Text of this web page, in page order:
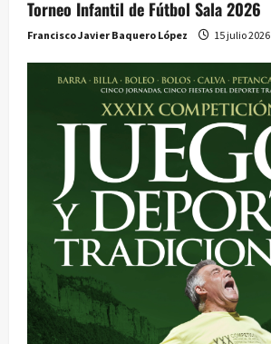
Torneo Infantil de Fútbol Sala 2026
Francisco Javier Baquero López 15 julio 2026